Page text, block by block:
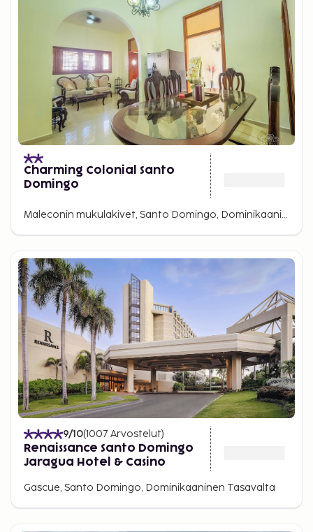
Charming Colonial Santo
Domingo
Maleconin mukulakivet, Santo Domingo, Dominikaaninen tasavalta
9/10(1007 Arvostelut)
Renaissance Santo Domingo
Jaragua Hotel & Casino
Gascue, Santo Domingo, Dominikaaninen Tasavalta